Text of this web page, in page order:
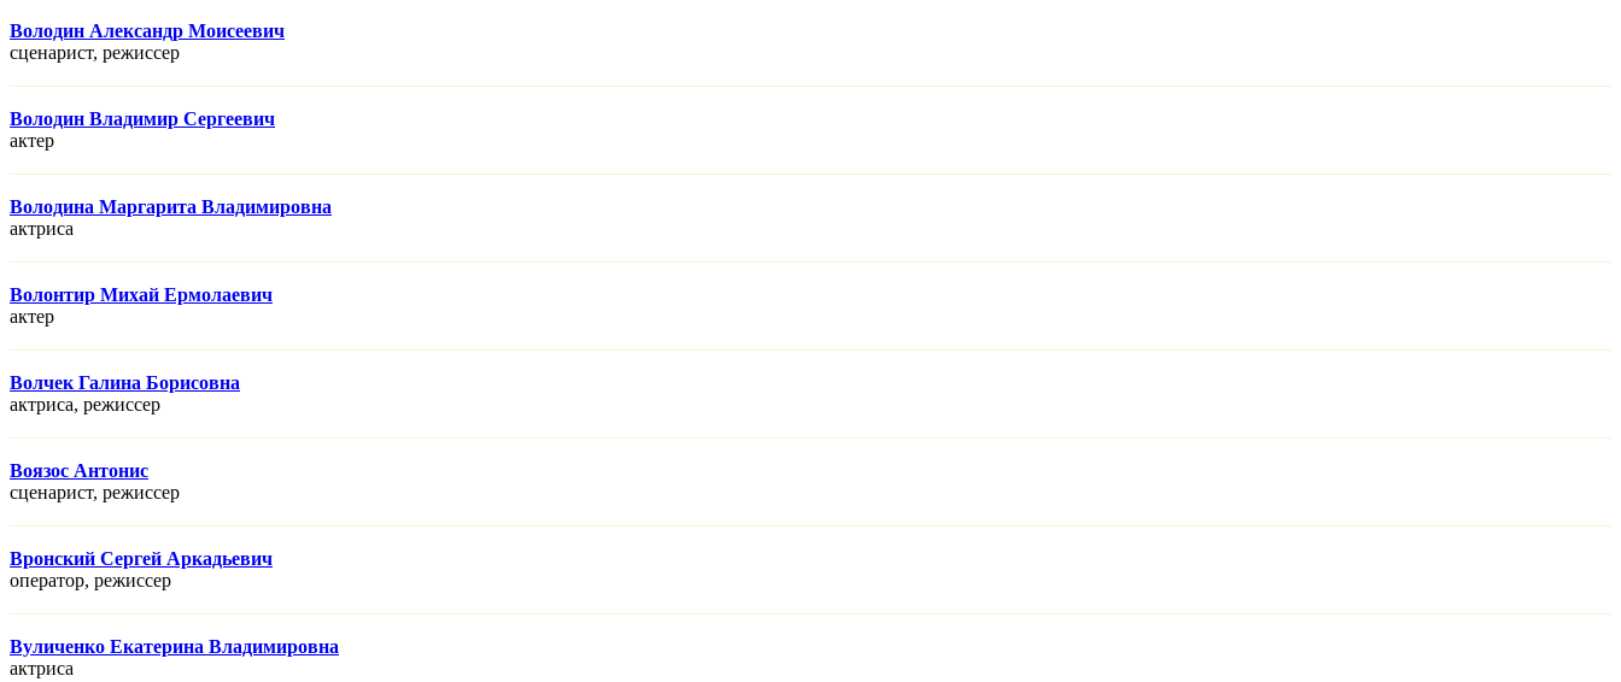
Володин Александр Моисеевич
сценарист, режисcер
Володин Владимир Сергеевич
актер
Володина Маргарита Владимировна
актриса
Волонтир Михай Ермолаевич
актер
Волчек Галина Борисовна
актриса, режисcер
Воязос Антонис
сценарист, режисcер
Вронский Сергей Аркадьевич
оператор, режисcер
Вуличенко Екатерина Владимировна
актриса